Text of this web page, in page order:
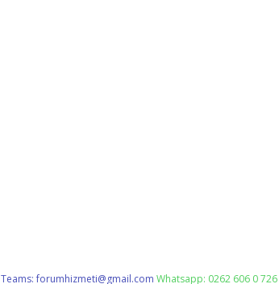
Teams:forumhizmeti@gmail.com Whatsapp: 0262 606 0 726